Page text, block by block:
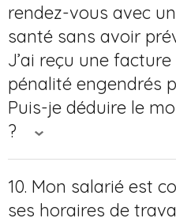
rendez-vous avec
santé sans avoir
J’ai reçu une
pénalité engendrés
Puis-je déduire le
?
10. Mon salarié est
ses horaires de